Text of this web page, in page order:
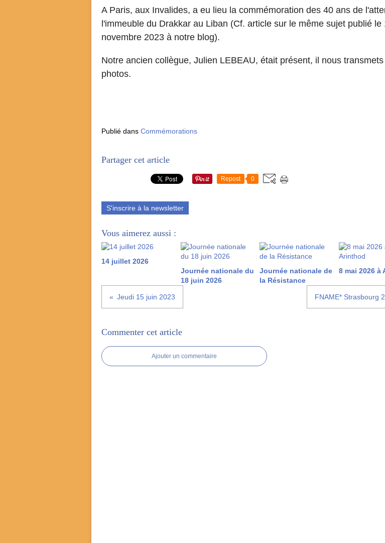
A Paris, aux Invalides, a eu lieu la commémoration des 40 ans de
l'immeuble du Drakkar au Liban (Cf. article sur le même sujet publié le
novembre 2023 à notre blog).
Notre ancien collègue, Julien LEBEAU, était présent, il nous transmets
photos.
Publié dans Commémorations
Partager cet article
Repost 0
S'inscrire à la newsletter
Vous aimerez aussi :
14 juillet 2026
Journée nationale du
18 juin 2026
Journée nationale de
la Résistance
8 mai 2026 à
Jeudi 15 juin 2023 FNAME* Strasbourg
Commenter cet article
Ajouter un commentaire